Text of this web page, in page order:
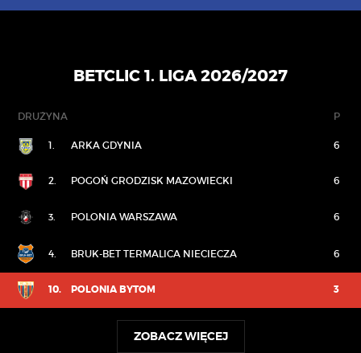
BETCLIC 1. LIGA 2026/2027
DRUŻYNA P
1. ARKA GDYNIA 6
2. POGOŃ GRODZISK MAZOWIECKI 6
3. POLONIA WARSZAWA 6
4. BRUK-BET TERMALICA NIECIECZA 6
10. POLONIA BYTOM 3
ZOBACZ WIĘCEJ